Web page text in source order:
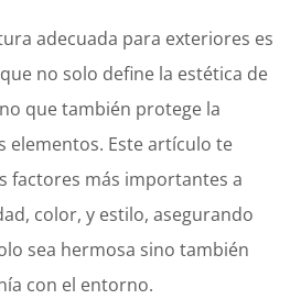
adecuada para exteriores es
no solo define la estética de
que también protege la
elementos. Este artículo te
factores más importantes a
color, y estilo, asegurando
sea hermosa sino también
con el entorno.